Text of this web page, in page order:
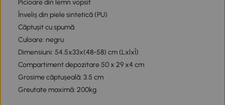
Picioare din lemn vopsit
Înveliș din piele sintetică (PU)
Căptușit cu spumă
Culoare: negru
Dimensiuni: 54.5x33x(48-58) cm (LxlxÎ)
Compartiment depozitare 50 x 29 x4 cm
Grosime căptușeală: 3.5 cm
Greutate maximă: 200kg